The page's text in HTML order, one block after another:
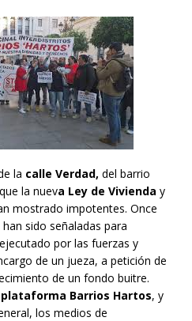
la calle Verdad, del barrio
la nueva Ley de Vivienda y
mostrado impotentes. Once
sido señaladas para
por las fuerzas y
de un jueza, a petición de
de un fondo buitre.
plataforma Barrios Hartos, y
los medios de